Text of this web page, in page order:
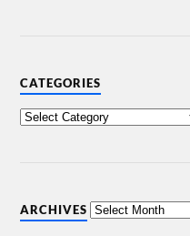
CATEGORIES
ARCHIVES